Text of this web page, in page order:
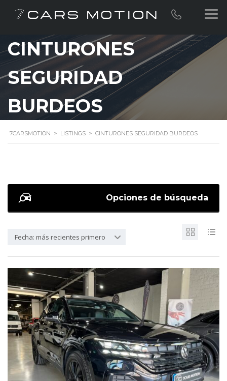
CINTURONES
SEGURIDAD
BURDEOS
7CARSMOTION > LISTINGS > CINTURONES SEGURIDAD BURDEOS
Opciones de búsqueda
Fecha: más recientes primero